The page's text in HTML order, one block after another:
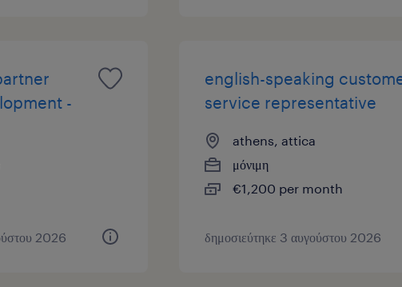
-
2026
english-speaking
service representative
athens, attica
μόνιμη
€1,200 per month
δημοσιεύτηκε 3 αυγούστου 2026